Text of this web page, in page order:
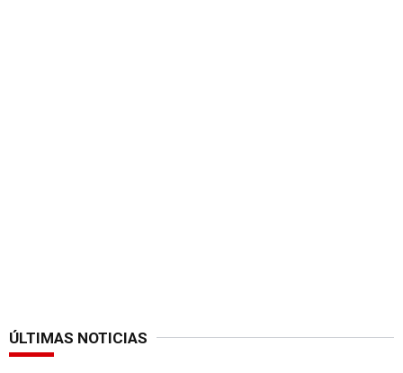
ÚLTIMAS NOTICIAS